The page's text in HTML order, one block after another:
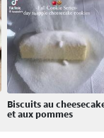
Biscuits au
et aux pommes